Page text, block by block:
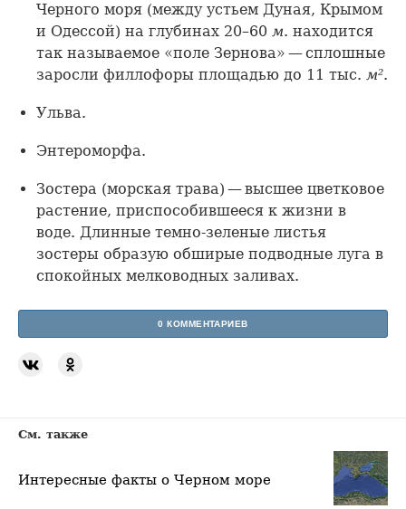
Черного моря (между устьем Дуная, Крымом
и Одессой) на глубинах 20–60 м. находится
так называемое «поле Зернова» — сплошные
заросли филлофоры площадью до 11 тыс. м².
Ульва.
Энтероморфа.
Зостера (морская трава) — высшее цветковое
растение, приспособившееся к жизни в
воде. Длинные темно-зеленые листья
зостеры образую обширые подводные луга в
спокойных мелководных заливах.
0 КОММЕНТАРИЕВ
См. также
Интересные факты о Черном море